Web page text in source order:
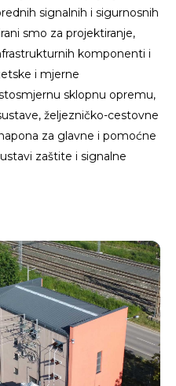
signalnih i sigurnosnih
smo za projektiranje,
komponenti i
i mjerne
sklopnu opremu,
željezničko-cestovne
za glavne i pomoćne
zaštite i signalne